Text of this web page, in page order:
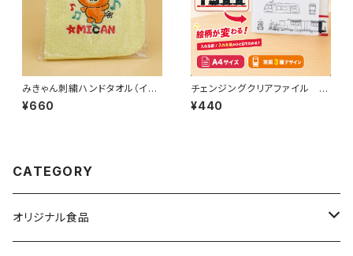
みきゃん刺繍ハンドタオル（イエ
ロー）
¥660
チェンジングクリアファイル 伊
予鉄道（A）
¥440
CATEGORY
オリジナル食品